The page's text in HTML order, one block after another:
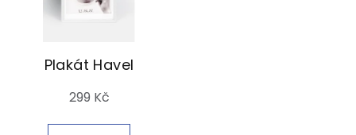
Plakát Havel
299 Kč